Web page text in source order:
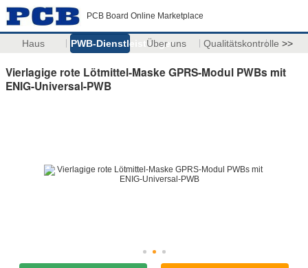
PCB Board Online Marketplace
Haus PWB-Dienstleistungen
Über uns Qualitätskontrolle >>
Vierlagige rote Lötmittel-Maske GPRS-Modul PWBs mit
ENIG-Universal-PWB